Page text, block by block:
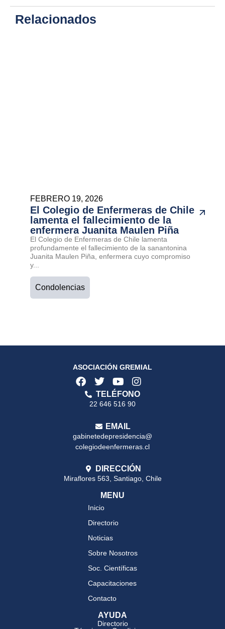
Relacionados
FEBRERO 19, 2026
El Colegio de Enfermeras de Chile
lamenta el fallecimiento de la
enfermera Juanita Maulen Piña
El Colegio de Enfermeras de Chile lamenta
profundamente el fallecimiento de la sanantonina
Juanita Maulen Piña, enfermera cuyo compromiso
y...
Condolencias
ASOCIACIÓN GREMIAL
TELÉFONO
22 646 516 90
EMAIL
gabinetedepresidencia@
colegiodeenfermeras.cl
DIRECCIÓN
Miraflores 563, Santiago, Chile
MENU
Inicio
Directorio
Noticias
Sobre Nosotros
Soc. Científicas
Capacitaciones
Contacto
AYUDA
Directorio